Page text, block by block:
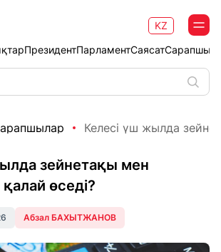
ПрезидентПарламентСаясат
KZ
Келесі үш жылда
зейнетақы мен
өседі?
Абзал БАХЫТЖАНОВ